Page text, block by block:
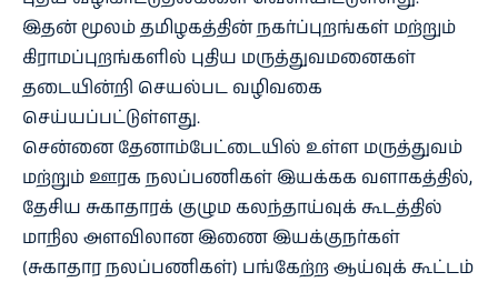
இதன் மூலம் தமிழகத்தின் நகர்ப்புறங்கள் மற்றும்
கிராமப்புறங்களில் புதிய மருத்துவமனைகள்
தடையின்றி செயல்பட வழிவகை
செய்யப்பட்டுள்ளது.
சென்னை தேனாம்பேட்டையில் உள்ள மருத்துவம்
மற்றும் ஊரக நலப்பணிகள் இயக்கக வளாகத்தில்,
தேசிய சுகாதாரக் குழும கலந்தாய்வுக் கூடத்தில்
மாநில அளவிலான இணை இயக்குநர்கள்
(சுகாதார நலப்பணிகள்) பங்கேற்ற ஆய்வுக் கூட்டம்